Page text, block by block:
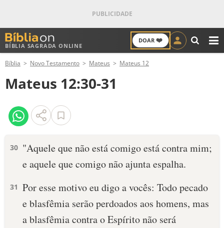
BÍBLIA SAGRADA ONLINE
DOAR ❤️
ANTIGO TESTAMENTO
NOVO TESTAMENTO
VERSÍCULOS
PALAVRA DO DIA
SALMO DO DIA
DEVOCIONAL DIÁRIO
Bíblia Novo Testamento Mateus Mateus 12
Mateus 12:30-31
30 "Aquele que não está comigo está contra mim;
e aquele que comigo não ajunta espalha.
31 Por esse motivo eu digo a vocês: Todo pecado
e blasfêmia serão perdoados aos homens, mas
a blasfêmia contra o Espírito não será